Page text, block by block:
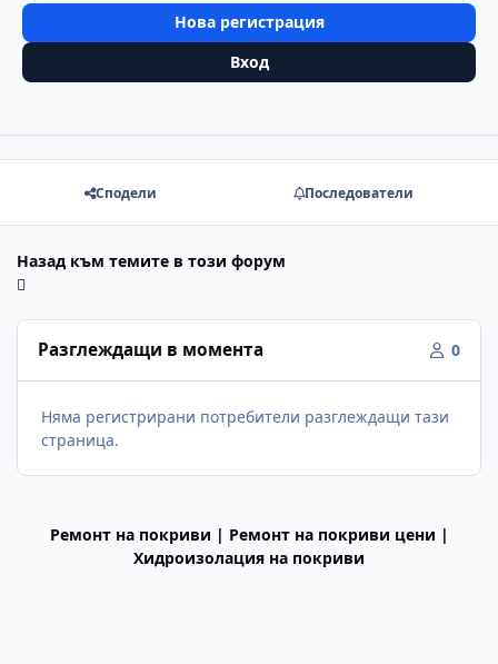
Нова регистрация
Вход
Сподели Последователи
Назад към темите в този форум
Разглеждащи в момента 0
Няма регистрирани потребители разглеждащи тази
страница.
Ремонт на покриви | Ремонт на покриви цени |
Хидроизолация на покриви